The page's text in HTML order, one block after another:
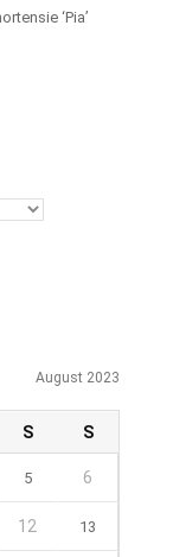
‘Pia’
August 2023
S S
5 6
12 13